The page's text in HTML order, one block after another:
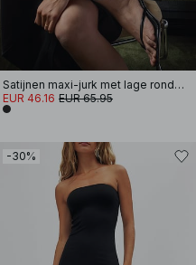
Satijnen maxi-jurk met lage ronde hals
EUR 46.16 EUR 65.95
-30%